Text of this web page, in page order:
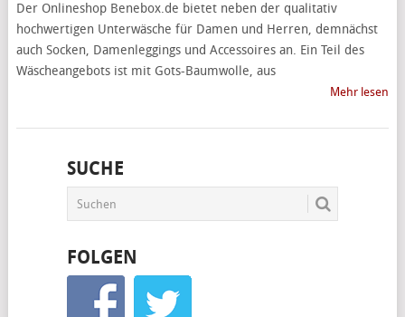
Der Onlineshop Benebox.de bietet neben der qualitativ
hochwertigen Unterwäsche für Damen und Herren, demnächst
auch Socken, Damenleggings und Accessoires an. Ein Teil des
Wäscheangebots ist mit Gots-Baumwolle, aus
Mehr lesen
SUCHE
FOLGEN